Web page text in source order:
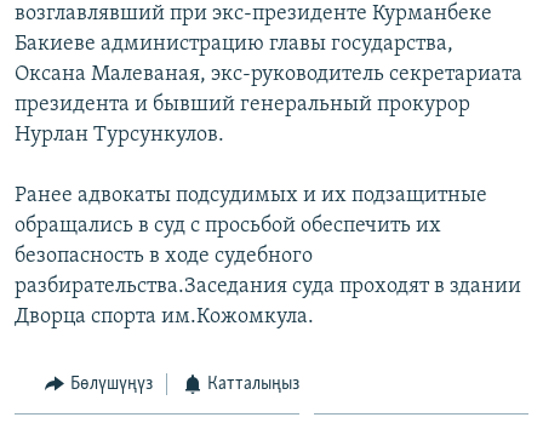
ЭЕ/АРнун бардык сайттары
возглавлявший при экс-президенте Курманбеке
Бакиеве администрацию главы государства,
Оксана Малеваная, экс-руководитель секретариата
президента и бывший генеральный прокурор
Нурлан Турсункулов.
Ранее адвокаты подсудимых и их подзащитные
обращались в суд с просьбой обеспечить их
безопасность в ходе судебного
разбирательства.Заседания суда проходят в здании
Дворца спорта им.Кожомкула.
Бөлүшүңүз Катталыңыз